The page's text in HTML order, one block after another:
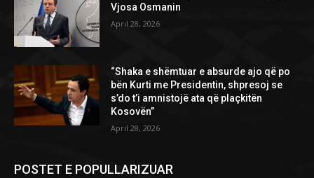
Vjosa Osmanin
April 28, 2026
“Shaka e shëmtuar e absurde ajo që po
bën Kurti me Presidentin, shpresoj se
s’do t’i amnistojë ata që plaçkitën
Kosovën”
April 28, 2026
POSTET E POPULLARIZUAR